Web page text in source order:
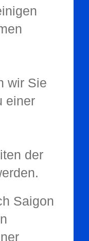
wir Sie
einer
der
Saigon